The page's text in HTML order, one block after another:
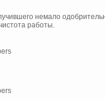
немало
работы.